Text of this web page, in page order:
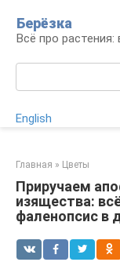
контенту
Берёзка
Всё про
English
Главная » Цветы
Приручаем
изящества:
фаленопсис в